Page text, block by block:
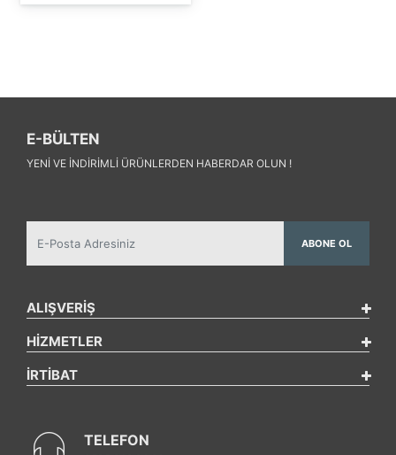
E-BÜLTEN
YENI VE INDIRIMLI ÜRÜNLERDEN HABERDAR OLUN !
ABONE OL
ALIŞVERİŞ
HİZMETLER
İRTİBAT
TELEFON